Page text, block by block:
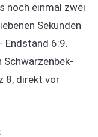
noch einmal zwei
Sekunden
Endstand 6:9.
8, direkt vor